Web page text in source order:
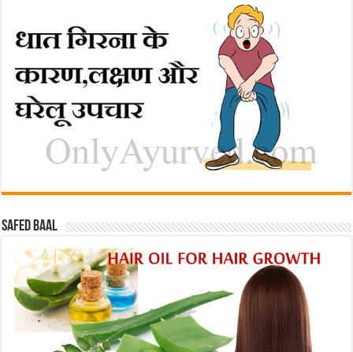
Safed baal